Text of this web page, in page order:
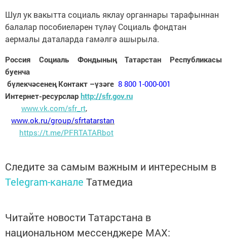
Шул ук вакытта социаль яклау органнары тарафыннан
балалар пособиеләрен түләү Социаль фондтан
аермалы даталарда гамәлгә ашырыла.
Россия Социаль Фондының Татарстан Республикасы
буенча
бүлекчәсенең Контакт –үзәге 8 800 1-000-001
Интернет-ресурслар http://sfr.gov.ru
www.vk.com/sfr_rt,
www.ok.ru/group/sfrtatarstan
https://t.me/PFRTATARbot
Следите за самым важным и интересным в
Telegram-канале Татмедиа
Читайте новости Татарстана в
национальном мессенджере MАХ: